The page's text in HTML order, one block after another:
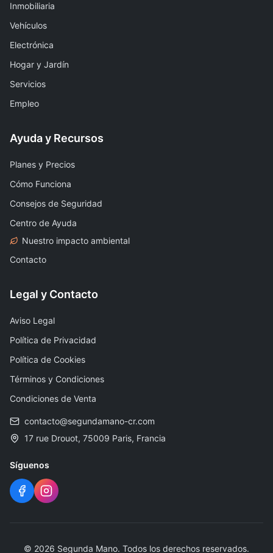
Inmobiliaria
Vehículos
Electrónica
Hogar y Jardín
Servicios
Empleo
Ayuda y Recursos
Planes y Precios
Cómo Funciona
Consejos de Seguridad
Centro de Ayuda
Nuestro impacto ambiental
Contacto
Legal y Contacto
Aviso Legal
Política de Privacidad
Política de Cookies
Términos y Condiciones
Condiciones de Venta
contacto@segundamano-cr.com
17 rue Drouot, 75009 Paris, Francia
Síguenos
© 2026 Segunda Mano. Todos los derechos reservados.